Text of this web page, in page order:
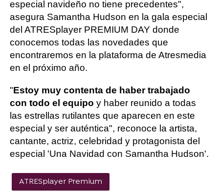
especial navideño no tiene precedentes",
asegura Samantha Hudson en la gala especial
del ATRESplayer PREMIUM DAY donde
conocemos todas las novedades que
encontraremos en la plataforma de Atresmedia
en el próximo año.
"Estoy muy contenta de haber trabajado
con todo el equipo y haber reunido a todas
las estrellas rutilantes que aparecen en este
especial y ser auténtica", reconoce la artista,
cantante, actriz, celebridad y protagonista del
especial 'Una Navidad con Samantha Hudson'.
ATRESplayer Premium